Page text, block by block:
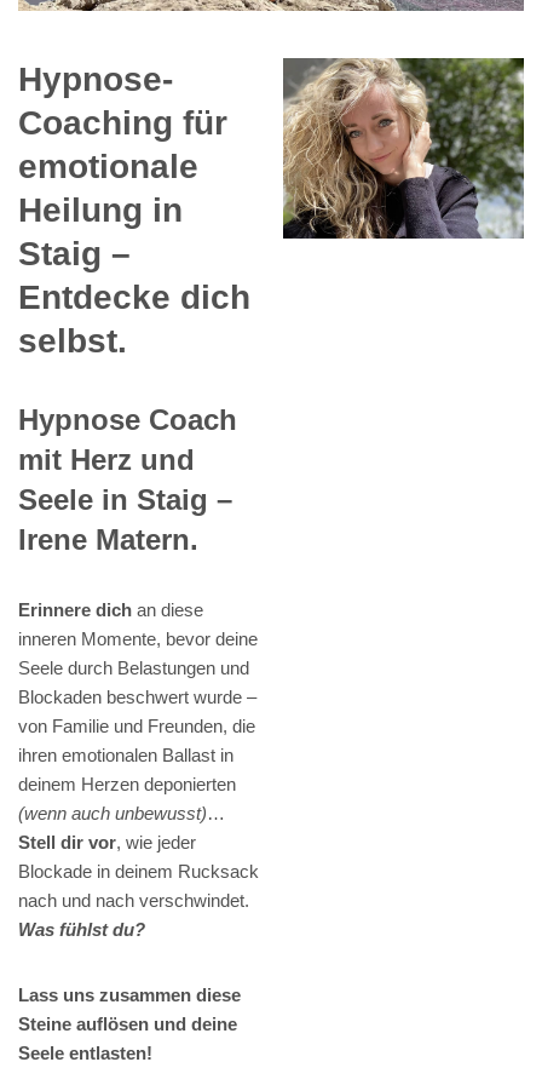
Hypnose-
Coaching für
emotionale
Heilung in
Staig –
Entdecke dich
selbst.
Hypnose Coach
mit Herz und
Seele in Staig –
Irene Matern.
Erinnere dich an diese
inneren Momente, bevor deine
Seele durch Belastungen und
Blockaden beschwert wurde –
von Familie und Freunden, die
ihren emotionalen Ballast in
deinem Herzen deponierten
(wenn auch unbewusst)…
Stell dir vor, wie jeder
Blockade in deinem Rucksack
nach und nach verschwindet.
Was fühlst du?
Lass uns zusammen diese
Steine auflösen und deine
Seele entlasten!